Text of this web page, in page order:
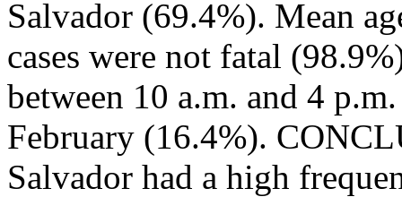
Salvador (69.4%). Mean
cases were not fatal
between 10 a.m. and 4
February (16.4%).
Salvador had a high